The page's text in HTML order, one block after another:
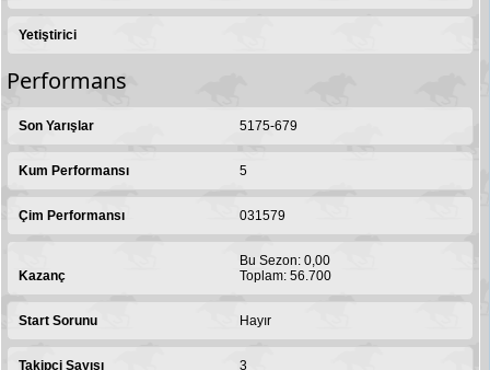
Yetiştirici
Performans
Son Yarışlar 5175-679
Kum Performansı 5
Çim Performansı 031579
Kazanç
Bu Sezon: 0,00
Toplam: 56.700
Start Sorunu Hayır
Takipçi Sayısı 3